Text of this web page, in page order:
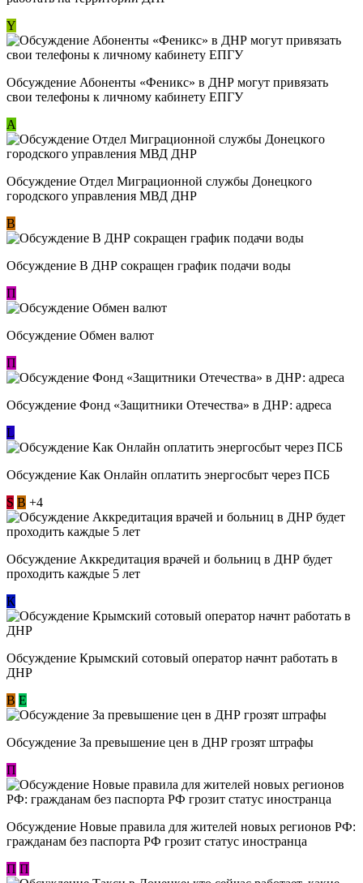
Y
Обсуждение ​Абоненты «Феникс» в ДНР могут привязать
свои телефоны к личному кабинету ЕПГУ
А
Обсуждение Отдел Миграционной службы Донецкого
городского управления МВД ДНР
В
Обсуждение В ДНР сокращен график подачи воды
П
Обсуждение Обмен валют
П
Обсуждение Фонд «Защитники Отечества» в ДНР: адреса
L
Обсуждение ​Как Онлайн оплатить энергосбыт через ПСБ
S В +4
Обсуждение Аккредитация врачей и больниц в ДНР будет
проходить каждые 5 лет
К
Обсуждение Крымский сотовый оператор начнт работать в
ДНР
В E
Обсуждение За превышение цен в ДНР грозят штрафы
П
Обсуждение Новые правила для жителей новых регионов РФ:
гражданам без паспорта РФ грозит статус иностранца
П П